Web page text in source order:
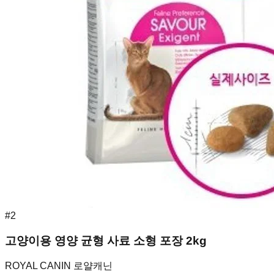
#2
고양이용 영양 균형 사료 소형 포장 2kg
ROYAL CANIN 로얄캐닌